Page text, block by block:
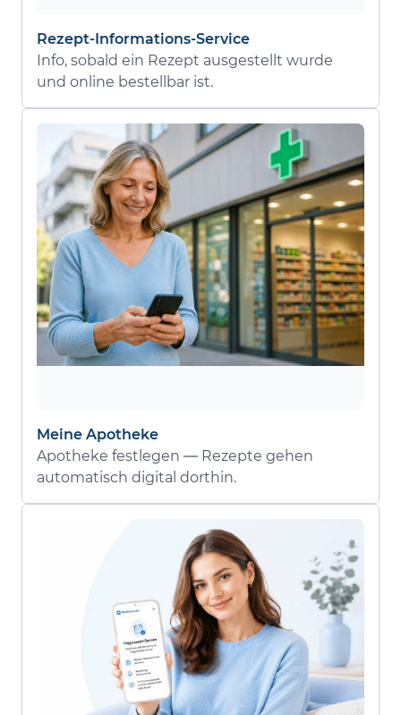
Rezept-Informations-Service
Info, sobald ein Rezept ausgestellt wurde
und online bestellbar ist.
Meine Apotheke
Apotheke festlegen — Rezepte gehen
automatisch digital dorthin.